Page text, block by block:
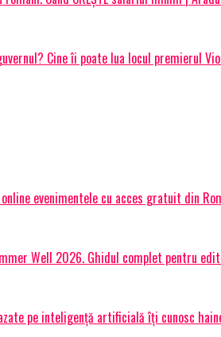
Cine îi poate lua locul premierul
evenimentele cu acces gratuit din
Well 2026. Ghidul complet pentru
pe inteligență artificială îți cunosc